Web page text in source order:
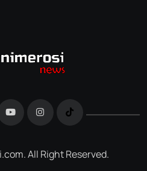
All Right Reserved.